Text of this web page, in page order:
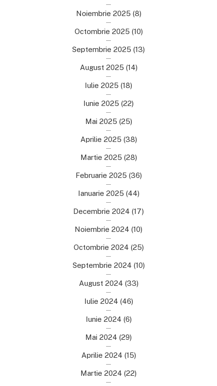
Noiembrie 2025 (8)
Octombrie 2025 (10)
Septembrie 2025 (13)
August 2025 (14)
Iulie 2025 (18)
Iunie 2025 (22)
Mai 2025 (25)
Aprilie 2025 (38)
Martie 2025 (28)
Februarie 2025 (36)
Ianuarie 2025 (44)
Decembrie 2024 (17)
Noiembrie 2024 (10)
Octombrie 2024 (25)
Septembrie 2024 (10)
August 2024 (33)
Iulie 2024 (46)
Iunie 2024 (6)
Mai 2024 (29)
Aprilie 2024 (15)
Martie 2024 (22)